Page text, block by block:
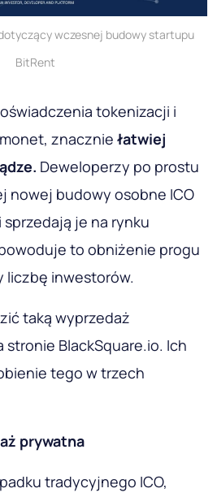
wczesnej budowy startupu
BitRent
tokenizacji i
znacznie łatwiej
Deweloperzy po prostu
nowej budowy osobne ICO
je na rynku
to obniżenie progu
liczbę inwestorów.
taką wyprzedaż
stronie BlackSquare.io. Ich
tego w trzech
prywatna
tradycyjnego ICO,